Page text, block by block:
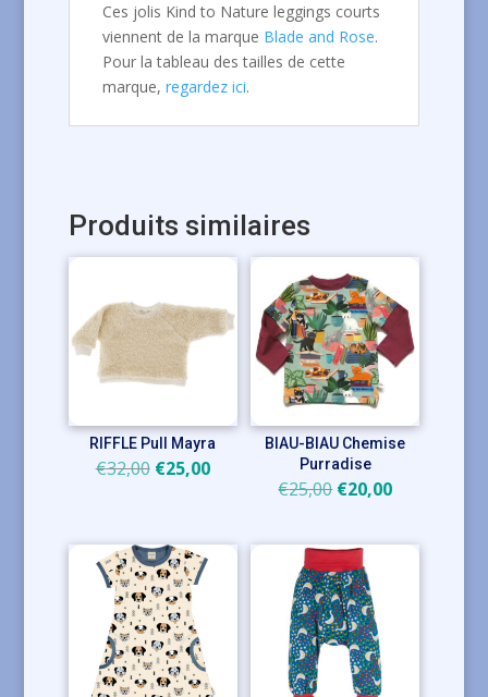
Ces jolis Kind to Nature leggings courts
viennent de la marque Blade and Rose.
Pour la tableau des tailles de cette
marque, regardez ici.
Produits similaires
RIFFLE Pull Mayra
€32,00 Le
était :
€32,00.
€25,00Le
est :
BIAU-BIAU Chemise
Purradise
€25,00 Le
initial
était :
€25,00.
€20,00Le
actuel